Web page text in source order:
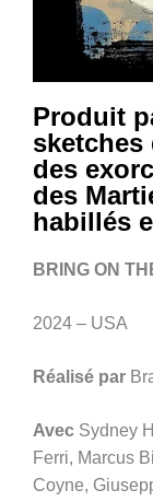
Produit
sketches
des
des
habillés
BRING ON
2024 – USA
Réalisé par
Avec Sydney
Ferri, Marcus
Coyne,